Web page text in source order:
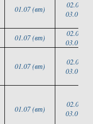
01.07 (вт)
02.07
03.07
01.07 (вт)
02.07
03.07
01.07 (вт)
02.07
03.07
01.07 (вт)
02.07
03.07